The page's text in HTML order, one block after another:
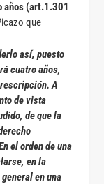
años (art.1.301
que
así, puesto
cuatro años,
A
de vista
de que la
el orden de una
en la
en una